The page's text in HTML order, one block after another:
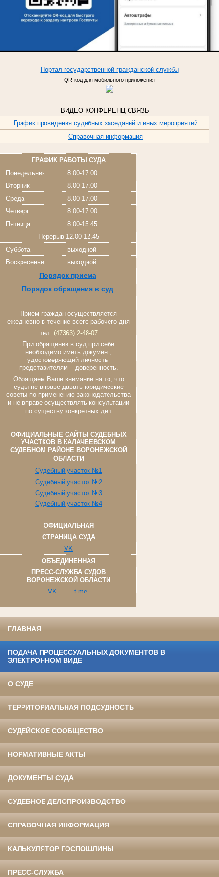
Портал государственной гражданской службы
QR-код для мобильного приложения
ВИДЕО-КОНФЕРЕНЦ-СВЯЗЬ
График проведения судебных заседаний и иных мероприятий
Справочная информация
ГРАФИК РАБОТЫ СУДА
Понедельник
8.00-17.00
Вторник
8.00-17.00
Среда
8.00-17.00
Четверг
8.00-17.00
Пятница
8.00-15.45
Перерыв 12.00-12.45
Суббота
выходной
Воскресенье
выходной
Порядок приема
Порядок обращения в суд
Прием граждан осуществляется
ежедневно в течение всего рабочего дня
тел.
(47363) 2-48-07
При обращении в суд при себе
необходимо иметь документ,
удостоверяющий личность,
представителям – доверенность.
Обращаем Ваше внимание на то, что
суды не вправе давать юридические
советы по применению законодательства
и не вправе осуществлять консультации
по существу конкретных дел
ОФИЦИАЛЬНЫЕ САЙТЫ СУДЕБНЫХ
УЧАСТКОВ В КАЛАЧЕЕВСКОМ
СУДЕБНОМ РАЙОНЕ ВОРОНЕЖСКОЙ
ОБЛАСТИ
Судебный участок №1
Судебный участок №2
Судебный участок №3
Судебный участок №4
ОФИЦИАЛЬНАЯ
СТРАНИЦА СУДА
VK
ОБЪЕДИНЕННАЯ
ПРЕСС-СЛУЖБА СУДОВ
ВОРОНЕЖСКОЙ ОБЛАСТИ
VK
t.me
ГЛАВНАЯ
ПОДАЧА ПРОЦЕССУАЛЬНЫХ ДОКУМЕНТОВ В
ЭЛЕКТРОННОМ ВИДЕ
О СУДЕ
ТЕРРИТОРИАЛЬНАЯ ПОДСУДНОСТЬ
СУДЕЙСКОЕ СООБЩЕСТВО
НОРМАТИВНЫЕ АКТЫ
ДОКУМЕНТЫ СУДА
СУДЕБНОЕ ДЕЛОПРОИЗВОДСТВО
СПРАВОЧНАЯ ИНФОРМАЦИЯ
КАЛЬКУЛЯТОР ГОСПОШЛИНЫ
ПРЕСС-СЛУЖБА